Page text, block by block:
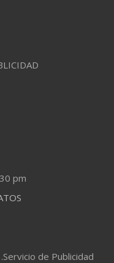
pm
de Publicidad